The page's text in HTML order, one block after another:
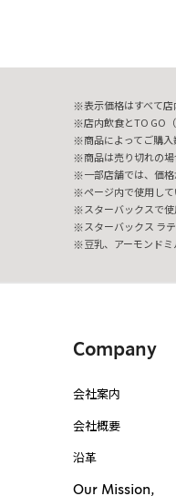
表示価格はすべて店
店内飲食とTO GO
商品によってご購入
商品は売り切れの場
一部店舗では、価
ページ内で使用し
スターバックスで
スターバックス ラ
豆乳、アーモンド
Company
会社案内
会社概要
沿革
Our Mission,